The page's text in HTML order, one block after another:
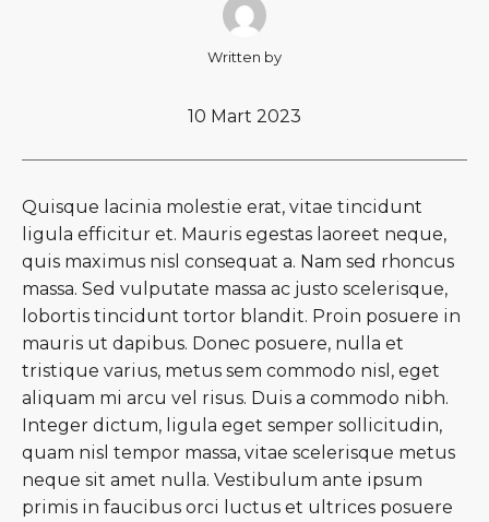
Written by
10 Mart 2023
Quisque lacinia molestie erat, vitae tincidunt
ligula efficitur et. Mauris egestas laoreet neque,
quis maximus nisl consequat a. Nam sed rhoncus
massa. Sed vulputate massa ac justo scelerisque,
lobortis tincidunt tortor blandit. Proin posuere in
mauris ut dapibus. Donec posuere, nulla et
tristique varius, metus sem commodo nisl, eget
aliquam mi arcu vel risus. Duis a commodo nibh.
Integer dictum, ligula eget semper sollicitudin,
quam nisl tempor massa, vitae scelerisque metus
neque sit amet nulla. Vestibulum ante ipsum
primis in faucibus orci luctus et ultrices posuere